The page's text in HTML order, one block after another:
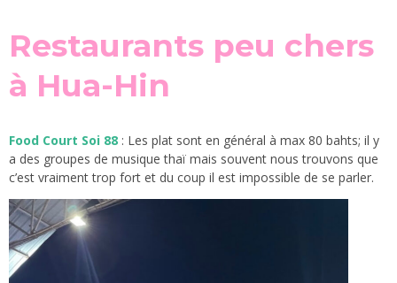
Restaurants peu chers
à Hua-Hin
Food Court Soi 88 : Les plat sont en général à max 80 bahts; il y
a des groupes de musique thaï mais souvent nous trouvons que
c’est vraiment trop fort et du coup il est impossible de se parler.